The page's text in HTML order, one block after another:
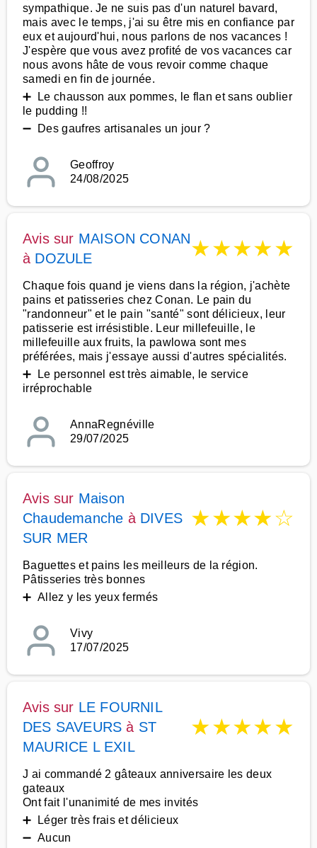
sympathique. Je ne suis pas d'un naturel bavard,
mais avec le temps, j'ai su être mis en confiance par
eux et aujourd'hui, nous parlons de nos vacances !
J'espère que vous avez profité de vos vacances car
nous avons hâte de vous revoir comme chaque
samedi en fin de journée.
➕ Le chausson aux pommes, le flan et sans oublier
le pudding !!
➖ Des gaufres artisanales un jour ?
Geoffroy
24/08/2025
Avis sur MAISON CONAN
à DOZULE ★★★★★
Chaque fois quand je viens dans la région, j'achète
pains et patisseries chez Conan. Le pain du
"randonneur" et le pain "santé" sont délicieux, leur
patisserie est irrésistible. Leur millefeuille, le
millefeuille aux fruits, la pawlowa sont mes
préférées, mais j'essaye aussi d'autres spécialités.
➕ Le personnel est très aimable, le service
irréprochable
AnnaRegnéville
29/07/2025
Avis sur Maison
Chaudemanche à DIVES
SUR MER
★★★★☆
Baguettes et pains les meilleurs de la région.
Pâtisseries très bonnes
➕ Allez y les yeux fermés
Vivy
17/07/2025
Avis sur LE FOURNIL
DES SAVEURS à ST
MAURICE L EXIL
★★★★★
J ai commandé 2 gâteaux anniversaire les deux
gateaux
Ont fait l'unanimité de mes invités
➕ Léger très frais et délicieux
➖ Aucun